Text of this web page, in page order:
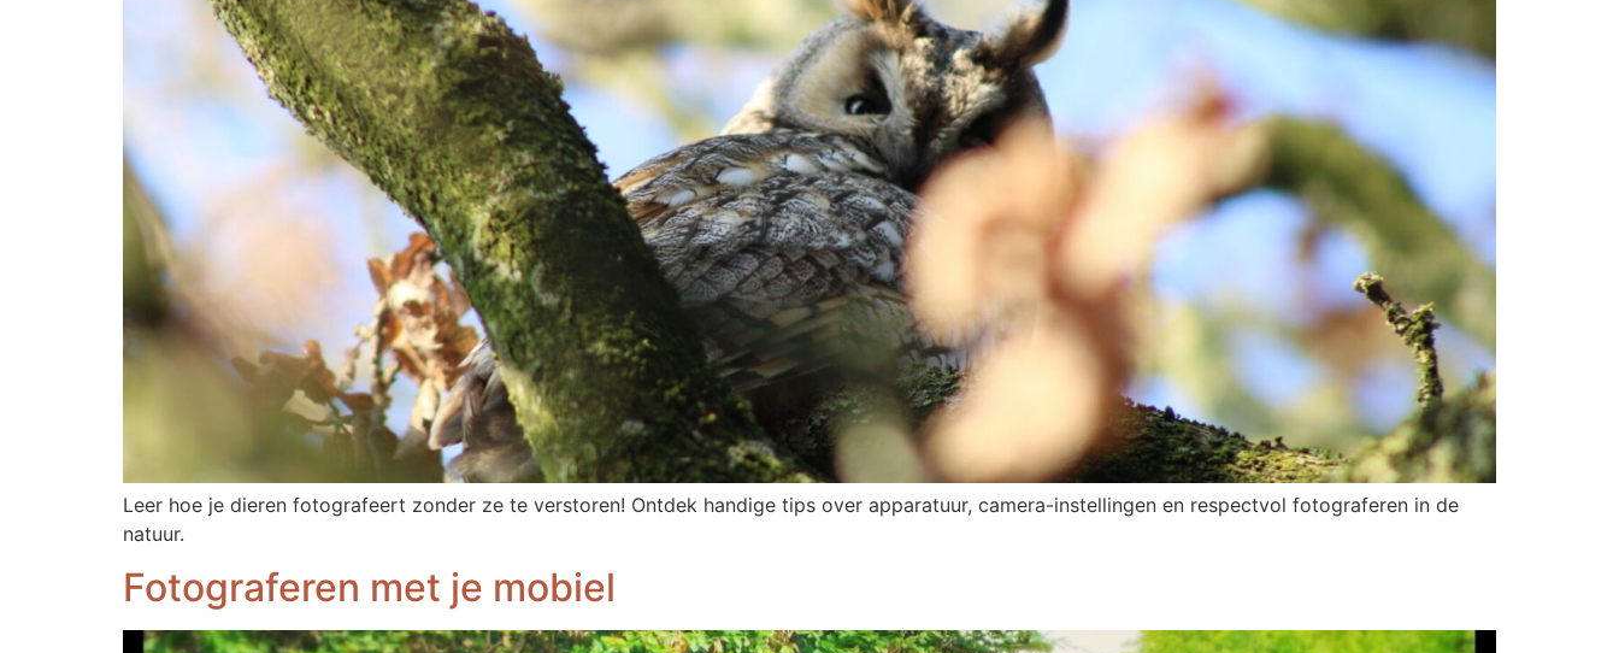
Leer hoe je dieren fotografeert zonder ze te verstoren! Ontdek handige tips over apparatuur, camera-instellingen en respectvol fotograferen in de
natuur.
Fotograferen met je mobiel